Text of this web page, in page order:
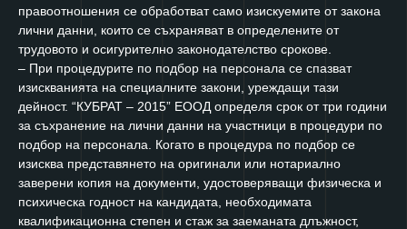
правоотношения се обработват само изискуемите от закона
лични данни, които се съхраняват в определените от
трудовото и осигурително законодателство срокове.
– При процедурите по подбор на персонала се спазват
изискванията на специалните закони, уреждащи тази
дейност. “КУБРАТ – 2015” ЕООД определя срок от три години
за съхранение на лични данни на участници в процедури по
подбор на персонала. Когато в процедура по подбор се
изисква представянето на оригинали или нотариално
заверени копия на документи, удостоверяващи физическа и
психическа годност на кандидата, необходимата
квалификационна степен и стаж за заеманата длъжност,